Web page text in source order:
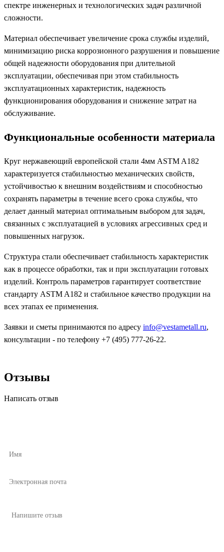
спектре инженерных и технологических задач различной
сложности.
Материал обеспечивает увеличение срока службы изделий,
минимизацию риска коррозионного разрушения и повышение
общей надежности оборудования при длительной
эксплуатации, обеспечивая при этом стабильность
эксплуатационных характеристик, надежность
функционирования оборудования и снижение затрат на
обслуживание.
Функциональные особенности материала
Круг нержавеющий европейской стали 4мм ASTM A182
характеризуется стабильностью механических свойств,
устойчивостью к внешним воздействиям и способностью
сохранять параметры в течение всего срока службы, что
делает данный материал оптимальным выбором для задач,
связанных с эксплуатацией в условиях агрессивных сред и
повышенных нагрузок.
Структура стали обеспечивает стабильность характеристик
как в процессе обработки, так и при эксплуатации готовых
изделий. Контроль параметров гарантирует соответствие
стандарту ASTM A182 и стабильное качество продукции на
всех этапах ее применения.
Заявки и сметы принимаются по адресу info@vestametall.ru,
консультации - по телефону +7 (495) 777-26-22.
Отзывы
Написать отзыв